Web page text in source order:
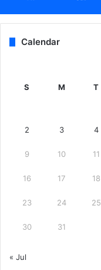
Calendar
S M T
2 3 4
9 10 11
16 17 18
23 24 25
30 31
« Jul